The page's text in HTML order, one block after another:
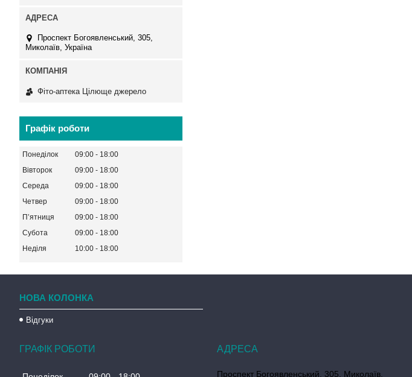
Проспект Богоявленський, 305,
Миколаїв, Україна
Фіто-аптека Цілюще джерело
Графік роботи
Понеділок 09:00
18:00
Вівторок
09:00
18:00
Середа
09:00
18:00
Четвер
09:00
18:00
Пʼятниця
09:00
18:00
Субота
09:00
18:00
Неділя
10:00 18:00
НОВА КОЛОНКА
Відгуки
ГРАФІК РОБОТИ
Проспект Богоявленський, 305, Миколаїв,